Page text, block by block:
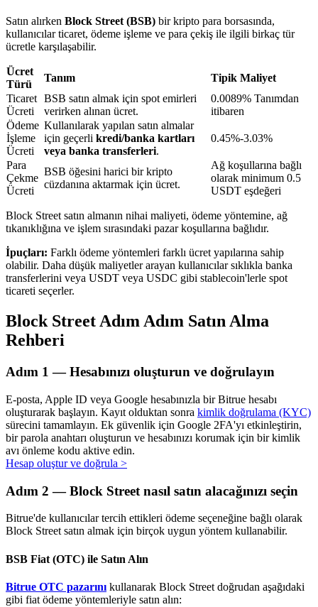
BTR Kilitleme
Krediler
Kripto destekli borçlanma hizmeti
Uzun vadeli kâr ve esnek çıkarlar elde edin
Stake Etmeyi Öğrenin
Bitrue
AI
Satın alırken Block Street (BSB) bir kripto para borsasında,
kullanıcılar ticaret, ödeme işleme ve para çekiş ile ilgili birkaç tür
ücretle karşılaşabilir.
Ücret
Türü
Tanım
Tipik Maliyet
Ticaret
Ücreti
BSB satın almak için spot emirleri
verirken alınan ücret.
0.0089% Tanımdan
itibaren
Ödeme
İşleme
Ücreti
Kullanılarak yapılan satın almalar
için geçerli kredi/banka kartları
veya banka transferleri.
0.45%-3.03%
Para
Çekme
Ücreti
BSB öğesini harici bir kripto
cüzdanına aktarmak için ücret.
Ağ koşullarına bağlı
olarak minimum 0.5
USDT eşdeğeri
Block Street satın almanın nihai maliyeti, ödeme yöntemine, ağ
tıkanıklığına ve işlem sırasındaki pazar koşullarına bağlıdır.
İpuçları: Farklı ödeme yöntemleri farklı ücret yapılarına sahip
olabilir. Daha düşük maliyetler arayan kullanıcılar sıklıkla banka
transferlerini veya USDT veya USDC gibi stablecoin'lerle spot
ticareti seçerler.
Block Street Adım Adım Satın Alma
Rehberi
Adım 1 —Hesabınızı oluşturun ve doğrulayın
E-posta, Apple ID veya Google hesabınızla bir Bitrue hesabı
oluşturarak başlayın. Kayıt olduktan sonra kimlik doğrulama (KYC)
sürecini tamamlayın. Ek güvenlik için Google 2FA'yı etkinleştirin,
bir parola anahtarı oluşturun ve hesabınızı korumak için bir kimlik
avı önleme kodu aktive edin.
Hesap oluştur ve doğrula >
Adım 2 — Block Street nasıl satın alacağınızı seçin
Bitrue'de kullanıcılar tercih ettikleri ödeme seçeneğine bağlı olarak
Block Street satın almak için birçok uygun yöntem kullanabilir.
BSB Fiat (OTC) ile Satın Alın
Bitrue OTC pazarını kullanarak Block Street doğrudan aşağıdaki
gibi fiat ödeme yöntemleriyle satın alın: